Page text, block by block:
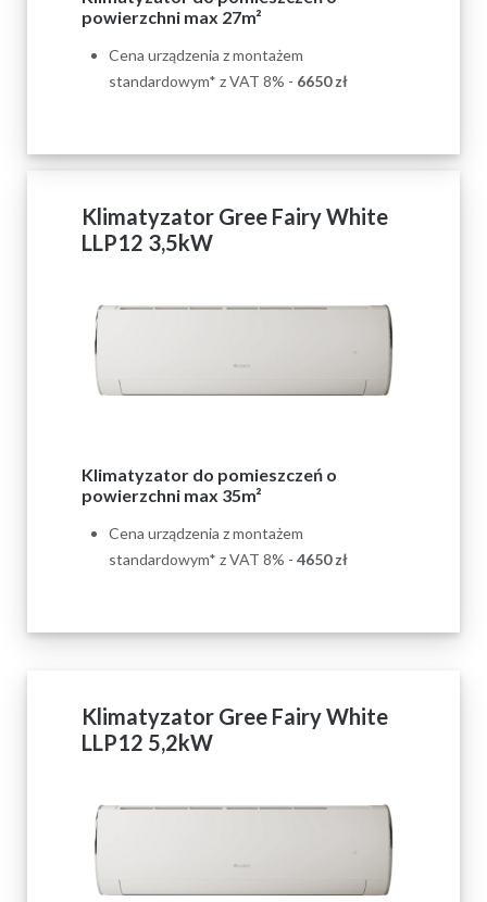
powierzchni max 27m²
Cena urządzenia z montażem
standardowym* z VAT 8% - 6650zł
Klimatyzator Gree Fairy White
LLP12 3,5kW
Klimatyzator do pomieszczeń o
powierzchni max 35m²
Cena urządzenia z montażem
standardowym* z VAT 8% - 4650zł
Klimatyzator Gree Fairy White
LLP12 5,2kW